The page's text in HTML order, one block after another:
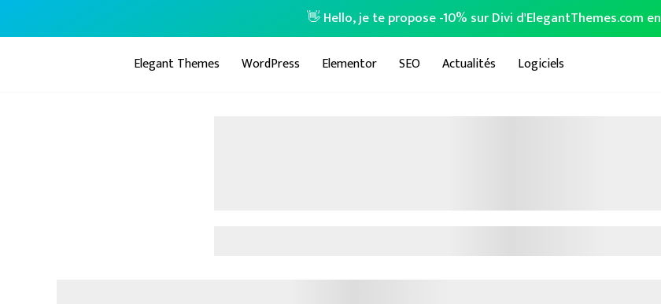
👋 Hello, je te propose -10% sur Divi d'ElegantThemes.com en
Elegant Themes WordPress Elementor SEO Actualités Logiciels